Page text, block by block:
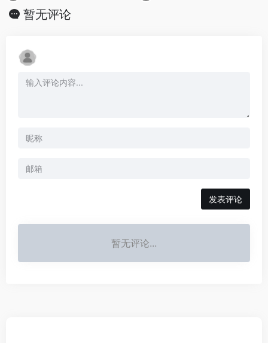
暂无评论
发表评论
暂无评论...